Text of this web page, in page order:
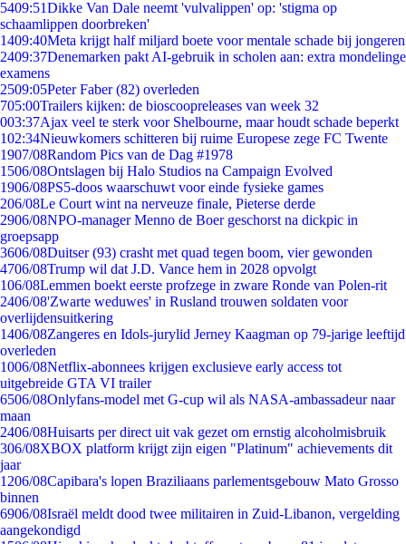
5409:51Dikke Van Dale neemt 'vulvalippen' op: 'stigma op
schaamlippen doorbreken'
1409:40Meta krijgt half miljard boete voor mentale schade bij jongeren
2409:37Denemarken pakt AI-gebruik in scholen aan: extra mondelinge
examens
2509:05Peter Faber (82) overleden
705:00Trailers kijken: de bioscoopreleases van week 32
003:37Ajax veel te sterk voor Shelbourne, maar houdt schade beperkt
102:34Nieuwkomers schitteren bij ruime Europese zege FC Twente
1907/08Random Pics van de Dag #1978
1506/08Ontslagen bij Halo Studios na Campaign Evolved
1906/08PS5-doos waarschuwt voor einde fysieke games
206/08Le Court wint na nerveuze finale, Pieterse derde
2906/08NPO-manager Menno de Boer geschorst na dickpic in
groepsapp
3606/08Duitser (93) crasht met quad tegen boom, vier gewonden
4706/08Trump wil dat J.D. Vance hem in 2028 opvolgt
106/08Lemmen boekt eerste profzege in zware Ronde van Polen-rit
2406/08'Zwarte weduwes' in Rusland trouwen soldaten voor
overlijdensuitkering
1406/08Zangeres en Idols-jurylid Jerney Kaagman op 79-jarige leeftijd
overleden
1006/08Netflix-abonnees krijgen exclusieve early access tot
uitgebreide GTA VI trailer
6506/08Onlyfans-model met G-cup wil als NASA-ambassadeur naar
maan
2406/08Huisarts per direct uit vak gezet om ernstig alcoholmisbruik
306/08XBOX platform krijgt zijn eigen "Platinum" achievements dit
jaar
1206/08Capibara's lopen Braziliaans parlementsgebouw Mato Grosso
binnen
6906/08Israël meldt dood twee militairen in Zuid-Libanon, vergelding
aangekondigd